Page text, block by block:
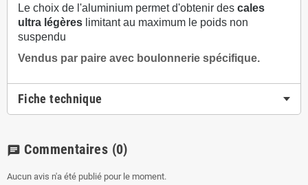
Le choix de l'aluminium permet d'obtenir des cales
ultra légères limitant au maximum le poids non
suspendu
Vendus par paire avec boulonnerie spécifique.
Fiche technique
chat Commentaires (0)
Aucun avis n'a été publié pour le moment.